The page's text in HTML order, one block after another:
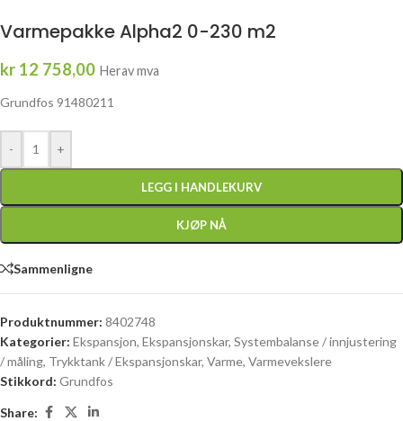
Varmepakke Alpha2 0-230 m2
kr 12 758,00 Herav mva
Grundfos 91480211
- +
LEGG I HANDLEKURV
KJØP NÅ
Sammenligne
Produktnummer: 8402748
Kategorier: Ekspansjon, Ekspansjonskar, Systembalanse / innjustering
/ måling, Trykktank / Ekspansjonskar, Varme, Varmevekslere
Stikkord: Grundfos
Share: